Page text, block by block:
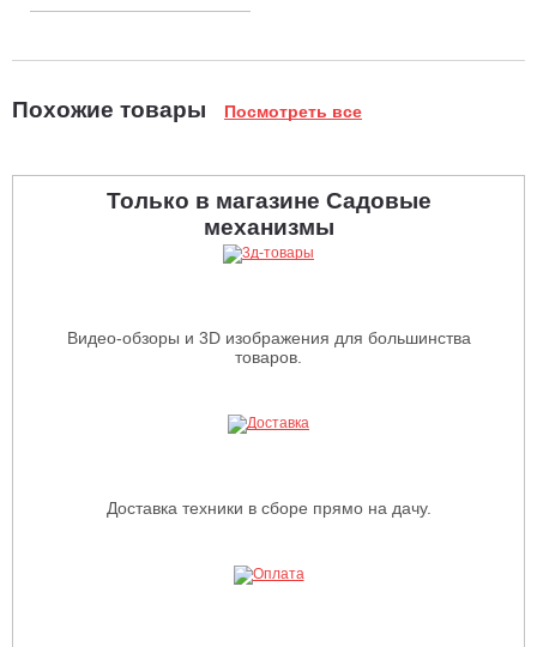
Похожие товары Посмотреть все
Только в магазине Садовые
механизмы
Видео-обзоры и 3D изображения для большинства
товаров.
Доставка техники в сборе прямо на дачу.